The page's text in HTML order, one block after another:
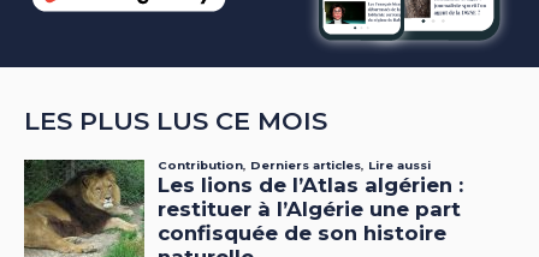
LES PLUS LUS CE MOIS